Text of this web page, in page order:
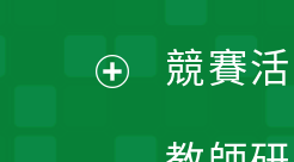
競賽
開